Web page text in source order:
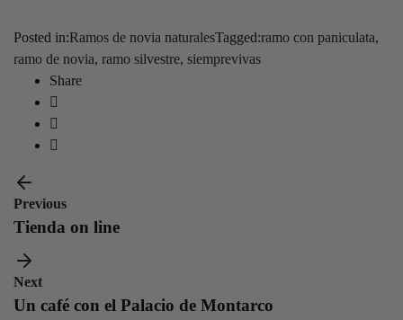
Posted in:Ramos de novia naturalesTagged:ramo con paniculata,
ramo de novia, ramo silvestre, siemprevivas
Share
Previous
Tienda on line
Next
Un café con el Palacio de Montarco